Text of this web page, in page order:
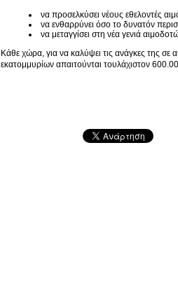
να προσελκύσει νέους εθελοντές
να ενθαρρύνει όσο το δυνατόν
να μεταγγίσει στη νέα γενιά
Κάθε χώρα, για να καλύψει τις ανάγκες της
εκατομμυρίων απαιτούνται τουλάχιστον